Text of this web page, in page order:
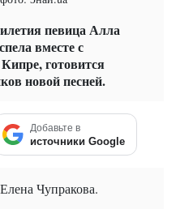
певица Алла
вместе с
готовится
новой песней.
Добавьте в
источники Google
Чупракова.